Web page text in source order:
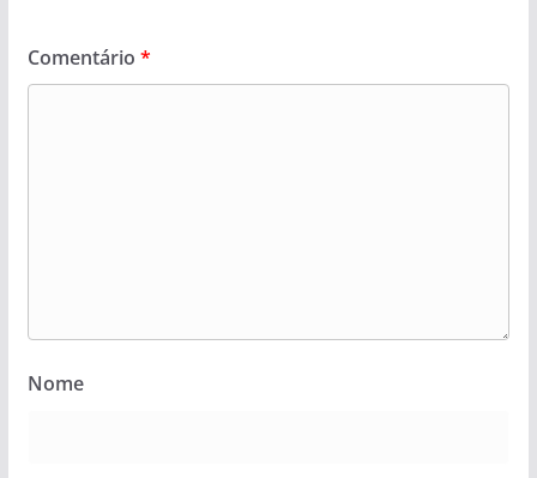
Comentário *
Nome